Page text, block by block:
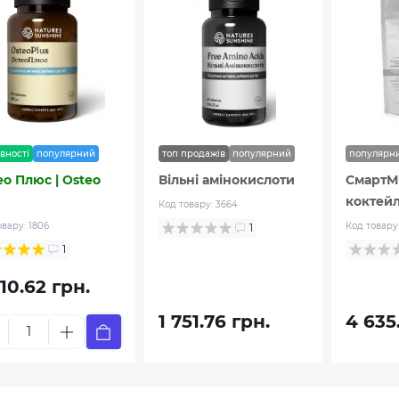
популярний
Плюс | Osteo
1806
1
грн.
топ продажів популярний
Вільні амінокислоти
Код товару: 3664
1
1 751.76 грн.
Код
4